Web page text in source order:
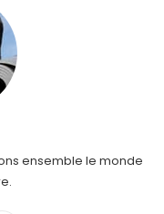
ensemble le monde